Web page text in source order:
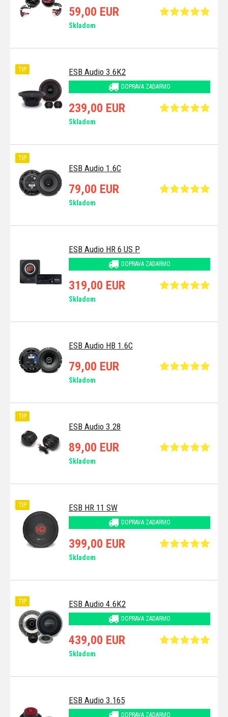
59,00 EUR
Skladom
ESB Audio 3.6K2
DOPRAVA ZADARMO
TIP
239,00 EUR
Skladom
ESB Audio 1.6C
TIP
79,00 EUR
Skladom
ESB Audio HR 6 US P
DOPRAVA ZADARMO
319,00 EUR
Skladom
ESB Audio HB 1.6C
79,00 EUR
Skladom
ESB Audio 3.28
TIP
89,00 EUR
Skladom
ESB HR 11 SW
DOPRAVA ZADARMO
TIP
399,00 EUR
Skladom
ESB Audio 4.6K2
DOPRAVA ZADARMO
TIP
439,00 EUR
Skladom
ESB Audio 3.165
DOPRAVA ZADARMO